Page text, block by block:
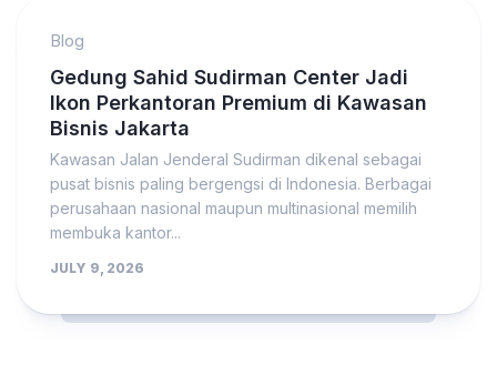
Blog
Gedung Sahid Sudirman Center Jadi
Ikon Perkantoran Premium di Kawasan
Bisnis Jakarta
Kawasan Jalan Jenderal Sudirman dikenal sebagai
pusat bisnis paling bergengsi di Indonesia. Berbagai
perusahaan nasional maupun multinasional memilih
membuka kantor...
JULY 9, 2026